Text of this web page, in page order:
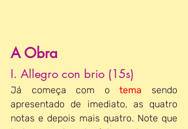
A Obra
I. Allegro con brio (15s)
Já começa com o tema sendo
apresentado de imediato, as quatro
notas e depois mais quatro. Note que